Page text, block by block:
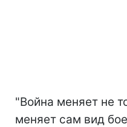
"Война меняет не
меняет сам вид